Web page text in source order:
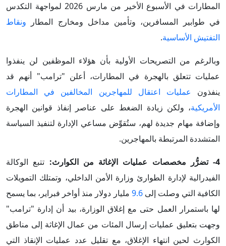
المطارات في الأسبوع الأخير من مارس 2026 لمواجهة التكدس
في طوابير المسافرين، وتأمين مداخل ومخارج المطار ونقاط
التفتيش الأساسية.
وبالرغم من التصريحات الأولية بأن هؤلاء الموظفين لن ينفذوا
عمليات تتعلق بالهجرة في المطارات، أعلن "ترامب" أنهم قد
ينفذون عمليات اعتقال للمهاجرين المخالفين في المطارات
الأمريكية، ولكن زيادة الضغط على عناصر إنفاذ قوانين الهجرة
وإضافة مهام جديدة لهم، ستُقوِّض مساعي الإدارة لتنفيذ السياسة
المتشددة المرتبطة بالمهاجرين.
4- تضرُّر مخصصات عمليات الإغاثة من الكوارث:
تتبع الوكالة
الفيدرالية لإدارة الطوارئ وزارة الأمن الداخلي، وتمتلك التمويلات
الكافية التي وصلت إلى9.6 مليار دولار منذ أواخر فبراير، بما يسمح
لها باستمرار العمل حتى مع إغلاق الوزارة، بيد أن إدارة "ترامب"
وجهت بتعليق عمليات إرسال المئات من عمال الإغاثة إلى مناطق
الكوارث لحين انتهاء الإغلاق، مع تقليل عدد عمليات الإنقاذ التي